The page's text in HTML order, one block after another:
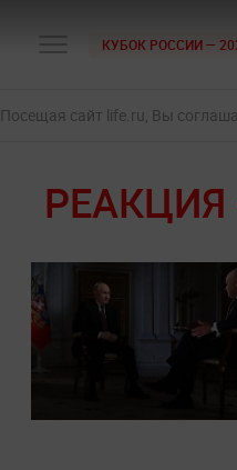
КУБОК РОССИИ —
Посещая сайт life.ru, Вы